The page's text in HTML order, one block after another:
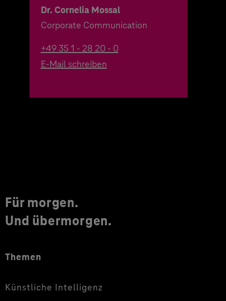
Dr. Cornelia Mossal
Corporate Communication
+49 35 1 - 28 20 - 0
E-Mail schreiben
Für morgen.
Und übermorgen.
Themen
Künstliche Intelligenz